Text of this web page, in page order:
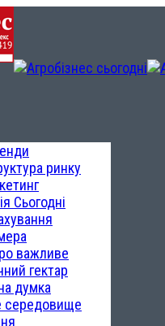
ринку
Сьогодні
важливе
гектар
думка
середовище